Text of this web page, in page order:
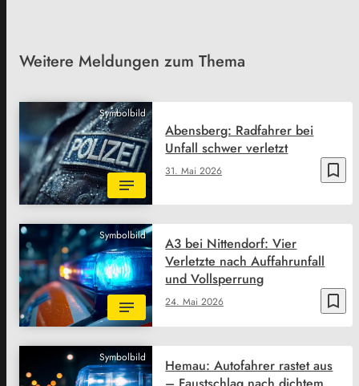
Weitere Meldungen zum Thema
Symbolbild
bookmark_border
31. Mai 2026
Abensberg: Radfahrer bei
Unfall schwer verletzt
Symbolbild
bookmark_border
24. Mai 2026
A3 bei Nittendorf: Vier
Verletzte nach Auffahrunfall
und Vollsperrung
Symbolbild
Hemau: Autofahrer rastet aus